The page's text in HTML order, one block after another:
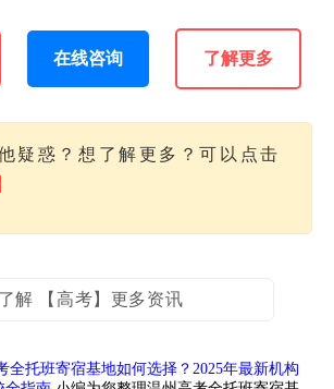
在线咨询 了解更多
疑惑？想了解更多？可以点击
了解 【高考】更多资讯
全托班寄宿基地如何选择？2025年最新机构